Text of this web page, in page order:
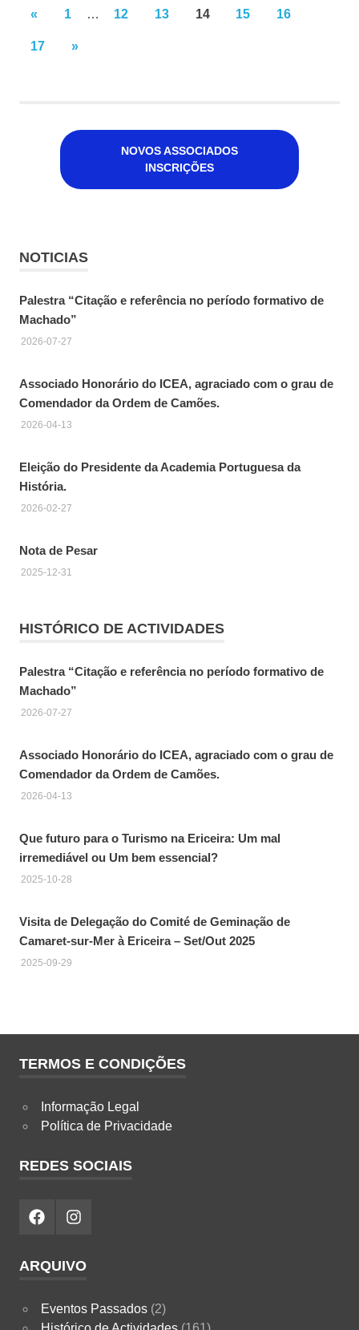
Paginação
dos
« PREVIOUS
1 … 12 13 14 15 16
17
NEXT
»
NOVOS ASSOCIADOS
INSCRIÇÕES
NOTICIAS
Palestra “Citação e referência no período formativo de
Machado”
2026-07-27
Associado Honorário do ICEA, agraciado com o grau de
Comendador da Ordem de Camões.
2026-04-13
Eleição do Presidente da Academia Portuguesa da
História.
2026-02-27
Nota de Pesar
2025-12-31
HISTÓRICO DE ACTIVIDADES
Palestra “Citação e referência no período formativo de
Machado”
2026-07-27
Associado Honorário do ICEA, agraciado com o grau de
Comendador da Ordem de Camões.
2026-04-13
Que futuro para o Turismo na Ericeira: Um mal
irremediável ou Um bem essencial?
2025-10-28
Visita de Delegação do Comité de Geminação de
Camaret-sur-Mer à Ericeira – Set/Out 2025
2025-09-29
TERMOS E CONDIÇÕES
Informação Legal
Política de Privacidade
REDES SOCIAIS
FacebookInstagram
ARQUIVO
Eventos Passados(2)